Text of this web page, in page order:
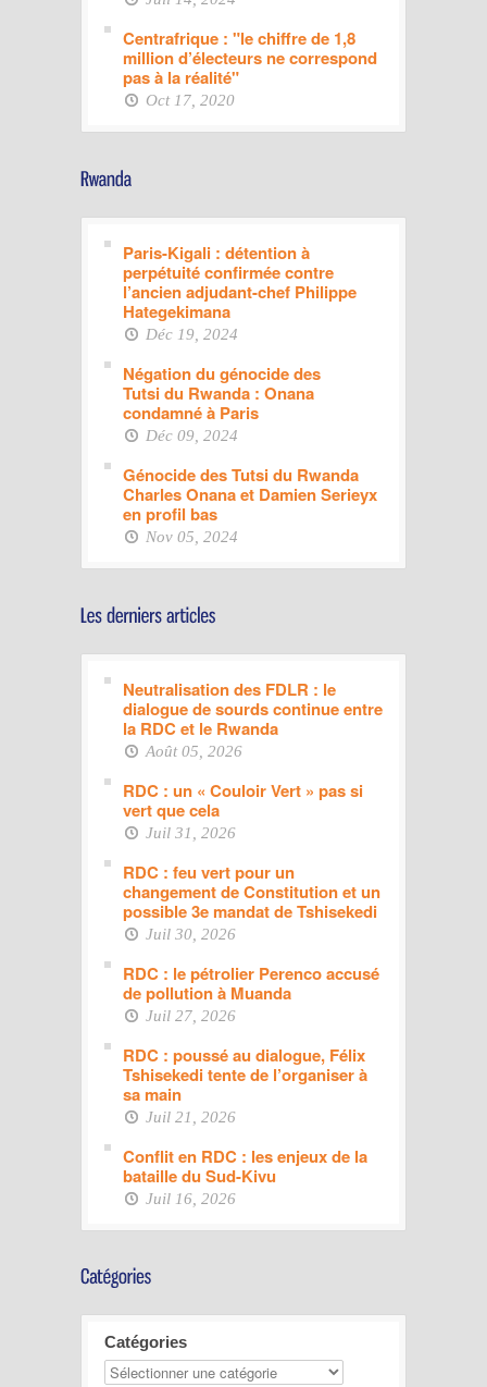
Centrafrique : "le chiffre de 1,8
million d’électeurs ne correspond
pas à la réalité"
Oct 17, 2020
Paris-Kigali : détention à
perpétuité confirmée contre
l’ancien adjudant-chef Philippe
Hategekimana
Déc 19, 2024
Négation du génocide des
Tutsi du Rwanda : Onana
condamné à Paris
Déc 09, 2024
Génocide des Tutsi du Rwanda
Charles Onana et Damien Serieyx
en profil bas
Nov 05, 2024
Neutralisation des FDLR : le
dialogue de sourds continue entre
la RDC et le Rwanda
Août 05, 2026
RDC : un « Couloir Vert » pas si
vert que cela
Juil 31, 2026
RDC : feu vert pour un
changement de Constitution et un
possible 3e mandat de Tshisekedi
Juil 30, 2026
RDC : le pétrolier Perenco accusé
de pollution à Muanda
Juil 27, 2026
RDC : poussé au dialogue, Félix
Tshisekedi tente de l’organiser à
sa main
Juil 21, 2026
Conflit en RDC : les enjeux de la
bataille du Sud-Kivu
Juil 16, 2026
Catégories